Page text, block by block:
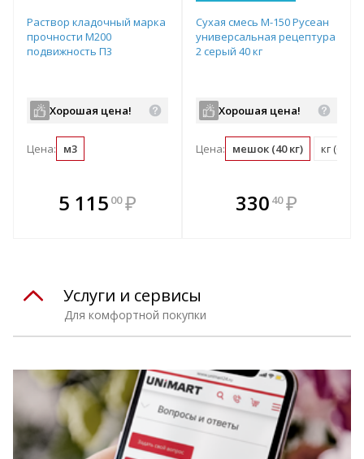
Раствор кладочный марка
прочности М200
подвижность П3
Хорошая цена!
Цена: м3
5 115 00 ₽
В комплекте
всегда выгоднее!
Сухая смесь М-150 Русеан
универсальная рецептура
2 серый 40 кг
Хорошая цена!
Цена: мешок (40 кг) кг (0.03
В комплекте
всегда выгоднее!
330 40 ₽
Для комфортной покупки
Услуги и сервисы